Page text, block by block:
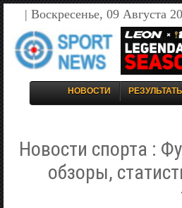
| Воскресенье, 09 Августа
НОВОСТИ
Новости спорта :
обзоры,